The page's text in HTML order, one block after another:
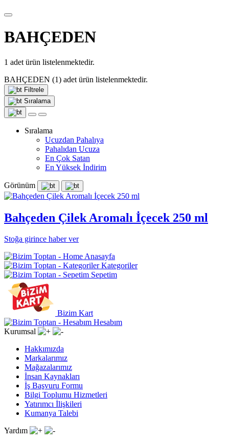
BAHÇEDEN
1 adet ürün listelenmektedir.
BAHÇEDEN (1) adet ürün listelenmektedir.
Filtrele
Sıralama
Sıralama
Ucuzdan Pahalıya
Pahalıdan Ucuza
En Çok Satan
En Yüksek İndirim
Görünüm
Bahçeden Çilek Aromalı İçecek 250 ml
Stoğa girince haber ver
Anasayfa
Kategoriler
Sepetim
Bizim Kart
Hesabım
Kurumsal
Hakkımızda
Markalarımız
Mağazalarımız
İnsan Kaynakları
İş Başvuru Formu
Bilgi Toplumu Hizmetleri
Yatırımcı İlişkileri
Kumanya Talebi
Yardım